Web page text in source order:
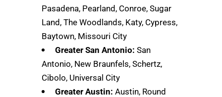
Pasadena, Pearland, Conroe, Sugar
Land, The Woodlands, Katy, Cypress,
Baytown, Missouri City
Greater San Antonio: San
Antonio, New Braunfels, Schertz,
Cibolo, Universal City
Greater Austin: Austin, Round